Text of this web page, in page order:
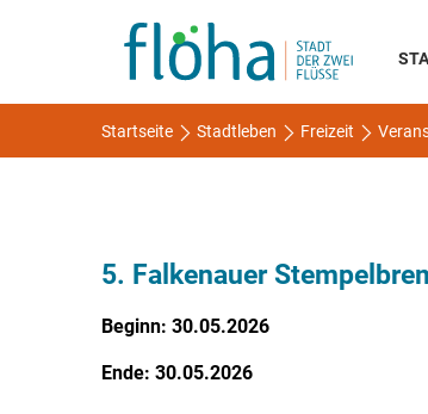
Startseite Stadtleben Freizeit
5. Falkenauer
Beginn: 30.05.2026
Ende: 30.05.2026